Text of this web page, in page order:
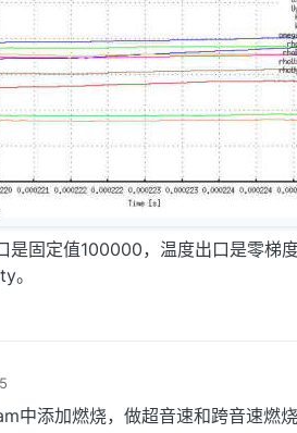
是固定值100000，温度出口是零梯
。
中添加燃烧，做超音速和跨音速燃